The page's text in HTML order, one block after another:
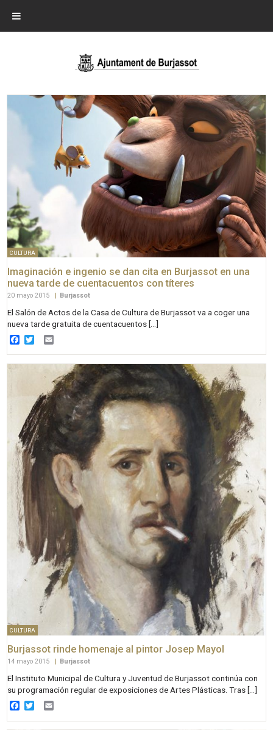
CULTURA
Imaginación e ingenio se dan cita en Burjassot en una
nueva tarde de cuentacuentos con títeres
20 mayo 2015 Burjassot
El Salón de Actos de la Casa de Cultura de Burjassot va a coger una
nueva tarde gratuita de cuentacuentos […]
Facebook
Twitter
CULTURA
Burjassot rinde homenaje al pintor Josep Mayol
14 mayo 2015 Burjassot
El Instituto Municipal de Cultura y Juventud de Burjassot continúa con
su programación regular de exposiciones de Artes Plásticas. Tras […]
Facebook
Twitter